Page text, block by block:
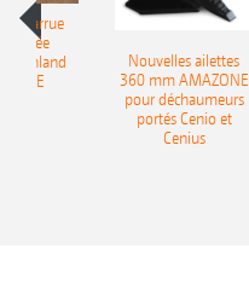
charrue
portée
Onland
Nouvelles ailettes
360 mm AMAZONE
pour déchaumeurs
portés Cenio et
Cenius